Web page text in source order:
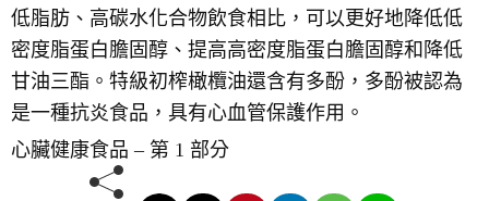
低脂肪、高碳水化合物飲食相比，可以更好地降低低
密度脂蛋白膽固醇、提高高密度脂蛋白膽固醇和降低
甘油三酯。特級初榨橄欖油還含有多酚，多酚被認為
是一種抗炎食品，具有心血管保護作用。
心臟健康食品 – 第 1 部分